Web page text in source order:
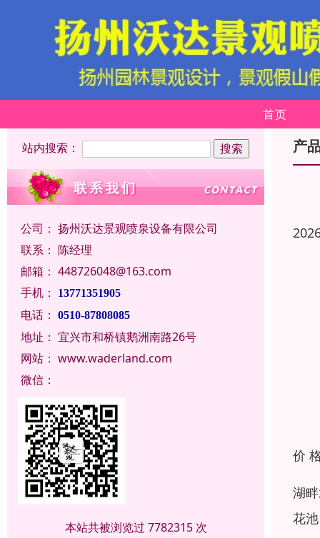
首页
站内搜索：
公司： 扬州沃达景观喷泉设备有限公司
联系： 陈经理
邮箱： 448726048@163.com
手机：
13771351905
电话： 0510-87808085
地址： 宜兴市和桥镇鹅洲南路26号
网站： www.waderland.com
微信：
本站共被浏览过 7782315 次
产
价
湖
花